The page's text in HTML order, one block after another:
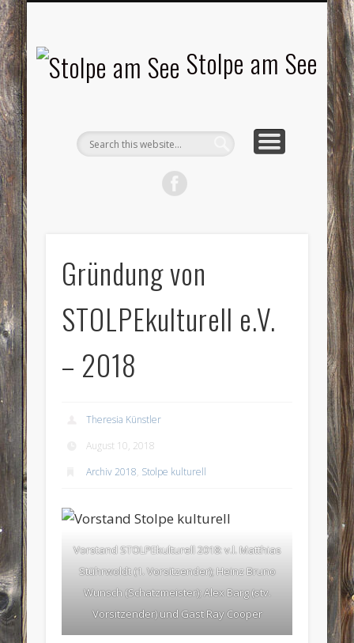
Stolpe am See
Gründung von
STOLPEkulturell e.V.
– 2018
Theresia Künstler
August 10, 2018
Archiv 2018, Stolpe kulturell
Vorstand STOLPEkulturell 2018: v.l. Matthias
Stührwoldt (1. Vorsitzender); Heinz Bruno
Wunsch (Schatzmeister); Alex Barg (stv.
Vorsitzender) und Gast Ray Cooper